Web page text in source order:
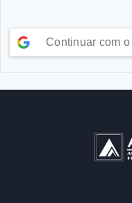
Continuar com o